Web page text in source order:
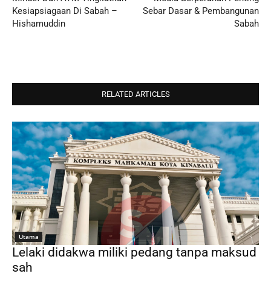
Kesiapsiagaan Di Sabah –
Hishamuddin
Sebar Dasar & Pembangunan
Sabah
RELATED ARTICLES
Utama
Lelaki didakwa miliki pedang tanpa maksud
sah